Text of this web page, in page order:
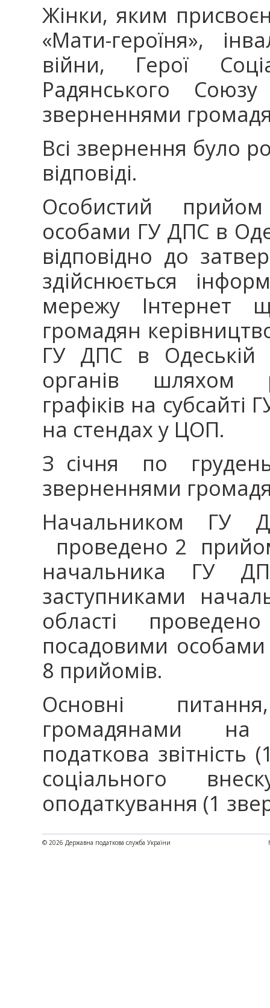
Жінки, яким
«Мати-героїня»,
війни, Герої
Радянського
зверненнями
Всі звернення було
відповіді.
Особистий
особами ГУ ДПС в
відповідно до
здійснюється
мережу Інтернет
громадян
ГУ ДПС в Одеській
органів шляхом
графіків на субсайті
на стендах у ЦОП.
З січня по
зверненнями
Начальником ГУ
проведено 2
начальника ГУ
заступниками
області
посадовими особами
8 прийомів.
Основні
громадянами на
податкова
соціального
оподаткування (1
© 2026 Державна податкова служба України